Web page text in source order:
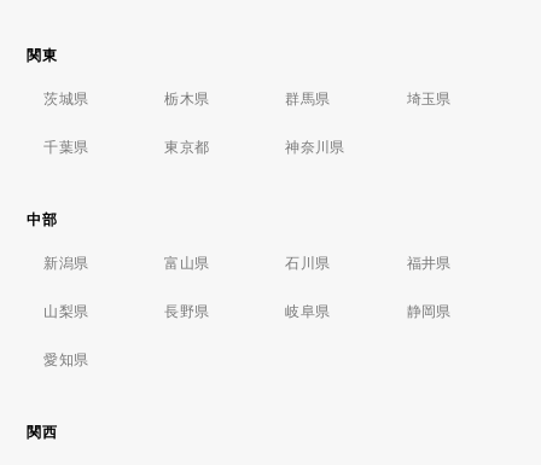
関東
茨城県 栃木県 群馬県 埼玉県
千葉県 東京都 神奈川県
中部
新潟県 富山県 石川県 福井県
山梨県 長野県 岐阜県 静岡県
愛知県
関西